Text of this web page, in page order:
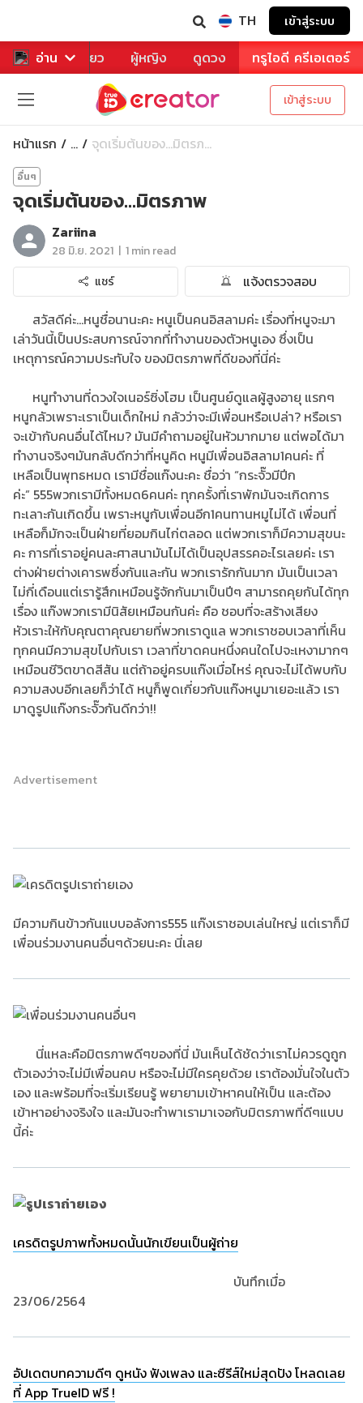
TH เข้าสู่ระบบ
อ่าน
หาร ท่องเที่ยว ผู้หญิง ดูดวง ทรูไอดี ครีเอเตอร์
เข้าสู่ระบบ
หน้าแรก ... จุดเริ่มต้นของ…มิตรภ...
อื่นๆ
จุดเริ่มต้นของ…มิตรภาพ
Zariina
28 มิ.ย. 2021 | 1 min read
แชร์
แจ้งตรวจสอบ
สวัสดีค่ะ…หนูชื่อนานะคะ หนูเป็นคนอิสลามค่ะ เรื่องที่หนูจะมา
เล่าวันนี้เป็นประสบการณ์จากที่ทำงานของตัวหนูเอง ซึ่งเป็น
เหตุการณ์ความประทับใจ ของมิตรภาพที่ดีของที่นี่ค่ะ
หนูทำงานที่ดวงใจเนอร์ซิ่งโฮม เป็นศูนย์ดูแลผู้สูงอายุ แรกๆ
หนูกลัวเพราะเราเป็นเด็กใหม่ กลัวว่าจะมีเพื่อนหรือเปล่า? หรือเรา
จะเข้ากับคนอื่นได้ไหม? มันมีคำถามอยู่ในหัวมากมาย แต่พอได้มา
ทำงานจริงๆมันกลับดีกว่าที่หนูคิด หนูมีเพื่อนอิสลาม1คนค่ะ ที่
เหลือเป็นพุทธหมด เรามีชื่อแก๊งนะคะ ชื่อว่า “กระจั๊วมีปีก
ค่ะ” 555พวกเรามีทั้งหมด6คนค่ะ ทุกครั้งที่เราพักมันจะเกิดการ
ทะเลาะกันเกิดขึ้น เพราะหนูกับเพื่อนอีก1คนทานหมูไม่ได้ เพื่อนที่
เหลือก็มักจะเป็นฝ่ายที่ยอมกินไก่ตลอด แต่พวกเราก็มีความสุขนะ
คะ การที่เราอยู่คนละศาสนามันไม่ได้เป็นอุปสรรคอะไรเลยค่ะ เรา
ต่างฝ่ายต่างเคารพซึ่งกันและกัน พวกเรารักกันมาก มันเป็นเวลา
ไม่กี่เดือนแต่เรารู้สึกเหมือนรู้จักกันมาเป็นปีๆ สามารถคุยกันได้ทุก
เรื่อง แก๊งพวกเรามีนิสัยเหมือนกันค่ะ คือ ชอบที่จะสร้างเสียง
หัวเราะให้กับคุณตาคุณยายที่พวกเราดูแล พวกเราชอบเวลาที่เห็น
ทุกคนมีความสุขไปกับเรา เวลาที่ขาดคนหนึ่งคนใดไปจะเหงามากๆ
เหมือนชีวิตขาดสีสัน แต่ถ้าอยู่ครบแก๊งเมื่อไหร่ คุณจะไม่ได้พบกับ
ความสงบอีกเลยก็ว่าได้ หนูก็พูดเกี่ยวกับแก๊งหนูมาเยอะแล้ว เรา
มาดูรูปแก๊งกระจั๊วกันดีกว่า!!
Advertisement
มีความกินข้าวกันแบบอลังการ555 แก๊งเราชอบเล่นใหญ่ แต่เราก็มี
เพื่อนร่วมงานคนอื่นๆด้วยนะคะ นี่เลย
นี่แหละคือมิตรภาพดีๆของที่นี่ มันเห็นได้ชัดว่าเราไม่ควรดูถูก
ตัวเองว่าจะไม่มีเพื่อนคบ หรือจะไม่มีใครคุยด้วย เราต้องมั่นใจในตัว
เอง และพร้อมที่จะเริ่มเรียนรู้ พยายามเข้าหาคนให้เป็น และต้อง
เข้าหาอย่างจริงใจ และมันจะทำพาเรามาเจอกับมิตรภาพที่ดีๆแบบ
นี้ค่ะ
เครดิตรูปภาพทั้งหมดนั้นนักเขียนเป็นผู้ถ่าย
บันทึกเมื่อ
23/06/2564
อัปเดตบทความดีๆ ดูหนัง ฟังเพลง และซีรีส์ใหม่สุดปัง โหลดเลย
ที่ App TrueID ฟรี !